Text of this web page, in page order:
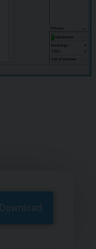
Download